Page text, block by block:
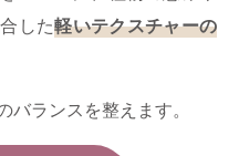
した軽いテクスチャーの
バランスを整えます。